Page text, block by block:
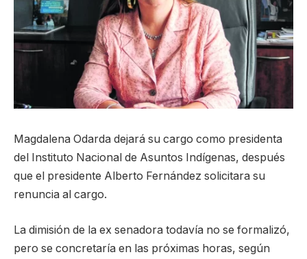
Magdalena Odarda dejará su cargo como presidenta
del Instituto Nacional de Asuntos Indígenas, después
que el presidente Alberto Fernández solicitara su
renuncia al cargo.
La dimisión de la ex senadora todavía no se formalizó,
pero se concretaría en las próximas horas, según